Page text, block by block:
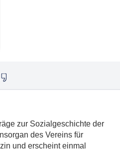
zur Sozialgeschichte der
des Vereins für
und erscheint einmal